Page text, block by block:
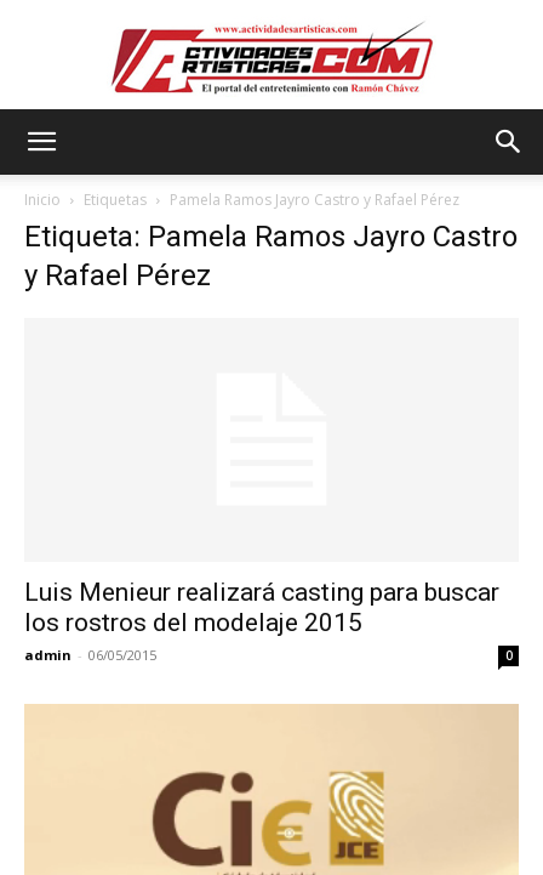
Inicio Etiquetas Pamela Ramos Jayro Castro y Rafael Pérez
Etiqueta: Pamela Ramos Jayro Castro
y Rafael Pérez
Luis Menieur realizará casting para buscar
los rostros del modelaje 2015
admin - 06/05/2015 0